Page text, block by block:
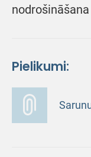
nodrošināšana
Pielikumi: